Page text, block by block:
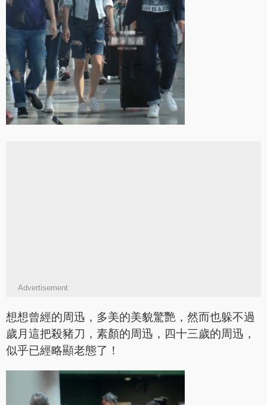
Advertisement
想想曾經的周迅，多美的美貌驚艷，然而也躲不過
歲月這把殺豬刀，素顏的周迅，四十三歲的周迅，
似乎已經略顯老態了！